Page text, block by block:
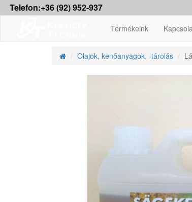
Telefon:+36 (92) 952-937
Termékeink
Olajok, kenőanyagok, -tárolás